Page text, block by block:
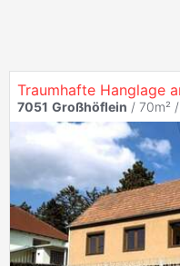
7051 Großhöflein / 70m² /